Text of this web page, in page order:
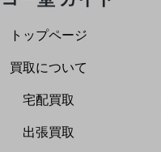
トップページ
買取について
宅配買取
出張買取